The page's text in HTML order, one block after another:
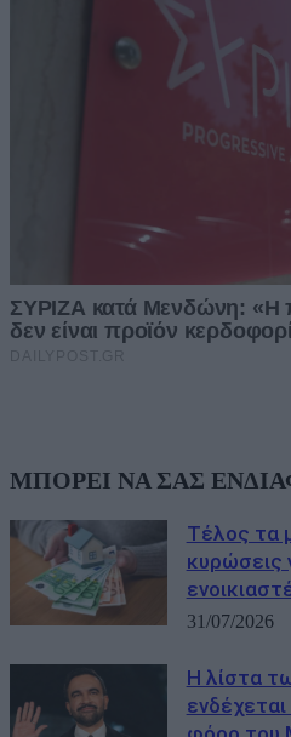
ΜΠΟΡΕΙ ΝΑ ΣΑΣ
Τέλος τα
κυρώσεις
31/07/2026
Η λίστα